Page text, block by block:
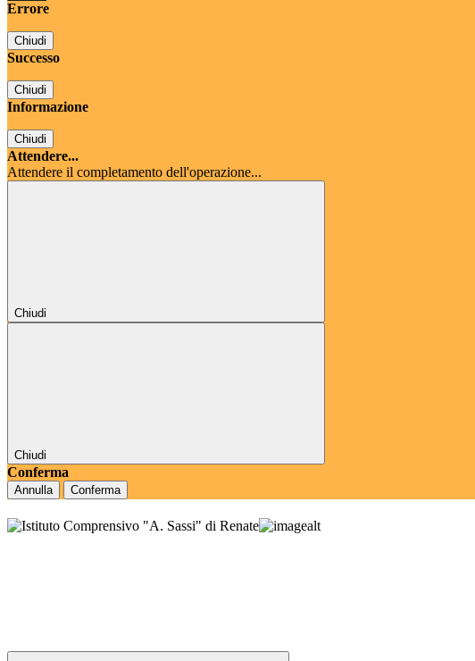
Errore
Chiudi
Successo
Chiudi
Informazione
Chiudi
Attendere...
Attendere il completamento dell'operazione...
Chiudi
Chiudi
Conferma
Annulla Conferma